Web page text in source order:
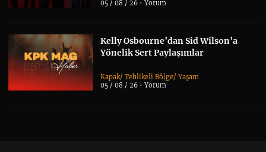
05 / 08 / 26 •Yorum
Kelly Osbourne’dan Sid Wilson’a
Yönelik Sert Paylaşımlar
Kapak/Tehlikeli Bölge/Yaşam
05 / 08 / 26 •Yorum